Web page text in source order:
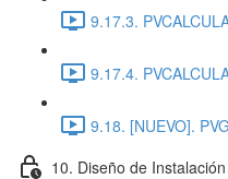
9.17.3.
9.17.4.
9.18. [NUEVO].
10. Diseño de